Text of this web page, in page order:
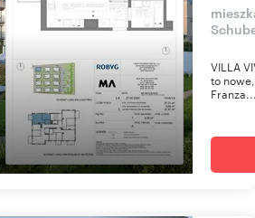
VILLA
to